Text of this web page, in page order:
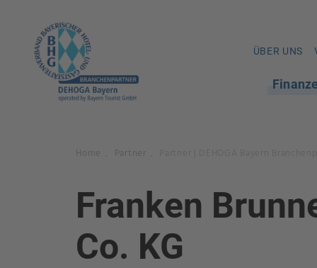
ÜBER UNS
Home Partner
Franken
Co. KG